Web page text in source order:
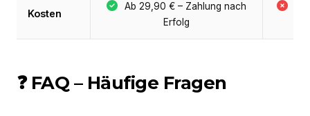
Kosten
Ab 29,90 € – Zahlung nach
Erfolg
❓ FAQ – Häufige Fragen